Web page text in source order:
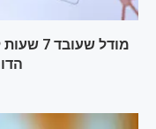
מודל